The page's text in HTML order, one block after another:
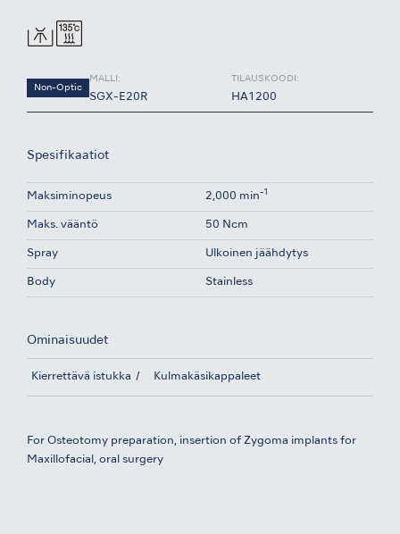
Non-Optic
MALLI:
SGX-E20R
TILAUSKOODI:
HA1200
Spesifikaatiot
Maksiminopeus 2,000 min-1
Maks. vääntö 50 Ncm
Spray Ulkoinen jäähdytys
Body Stainless
Ominaisuudet
Kierrettävä istukka Kulmakäsikappaleet
For Osteotomy preparation, insertion of Zygoma implants for
Maxillofacial, oral surgery